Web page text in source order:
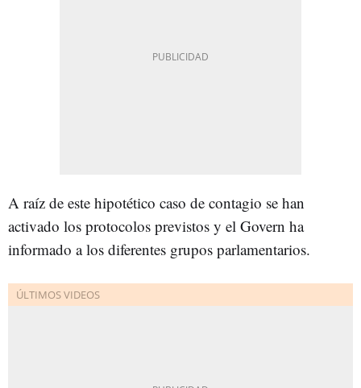
A raíz de este hipotético caso de contagio se han
activado los protocolos previstos y el Govern ha
informado a los diferentes grupos parlamentarios.